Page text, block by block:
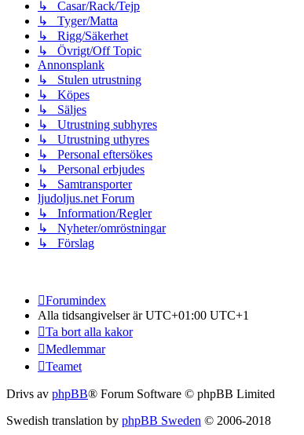
↳ Casar/Rack/Tejp
↳ Tyger/Matta
↳ Rigg/Säkerhet
↳ Övrigt/Off Topic
Annonsplank
↳ Stulen utrustning
↳ Köpes
↳ Säljes
↳ Utrustning subhyres
↳ Utrustning uthyres
↳ Personal eftersökes
↳ Personal erbjudes
↳ Samtransporter
ljudoljus.net Forum
↳ Information/Regler
↳ Nyheter/omröstningar
↳ Förslag
Forumindex
Alla tidsangivelser är UTC+01:00 UTC+1
Ta bort alla kakor
Medlemmar
Teamet
Drivs av phpBB® Forum Software © phpBB Limited
Swedish translation by phpBB Sweden © 2006-2018